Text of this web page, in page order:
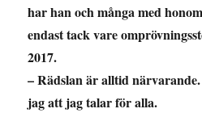
har han och många med
endast tack vare
2017.
– Rädslan är alltid
jag att jag talar för alla.